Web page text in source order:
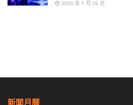
2026 年 7 月 29 日
新聞月曆